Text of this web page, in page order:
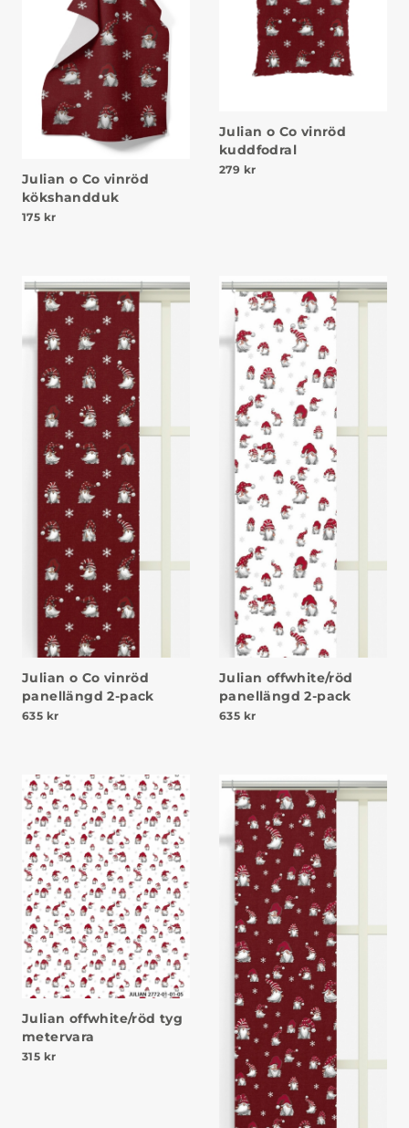
Julian o Co vinröd
kökshandduk
175 kr
Julian o Co vinröd
kuddfodral
279 kr
Julian o Co vinröd
panellängd 2-pack
635 kr
Julian offwhite/röd
panellängd 2-pack
635 kr
Julian offwhite/röd tyg
metervara
315 kr